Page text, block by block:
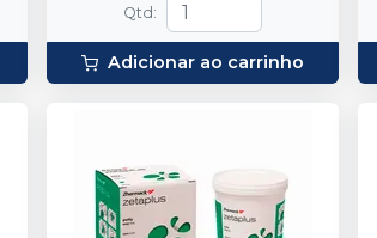
Qtd :
Adicionar ao carrinho